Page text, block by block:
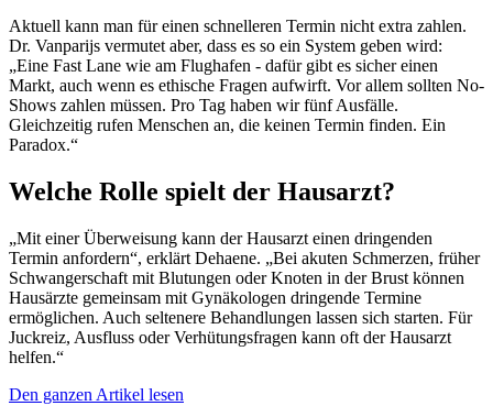
Aktuell kann man für einen schnelleren Termin nicht extra zahlen.
Dr. Vanparijs vermutet aber, dass es so ein System geben wird:
„Eine Fast Lane wie am Flughafen - dafür gibt es sicher einen
Markt, auch wenn es ethische Fragen aufwirft. Vor allem sollten No-
Shows zahlen müssen. Pro Tag haben wir fünf Ausfälle.
Gleichzeitig rufen Menschen an, die keinen Termin finden. Ein
Paradox.“
Welche Rolle spielt der Hausarzt?
„Mit einer Überweisung kann der Hausarzt einen dringenden
Termin anfordern“, erklärt Dehaene. „Bei akuten Schmerzen, früher
Schwangerschaft mit Blutungen oder Knoten in der Brust können
Hausärzte gemeinsam mit Gynäkologen dringende Termine
ermöglichen. Auch seltenere Behandlungen lassen sich starten. Für
Juckreiz, Ausfluss oder Verhütungsfragen kann oft der Hausarzt
helfen.“
Den ganzen Artikel lesen